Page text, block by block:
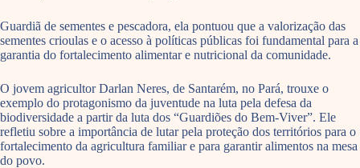
Guardiã de sementes e pescadora, ela pontuou que a valorização das
sementes crioulas e o acesso à políticas públicas foi fundamental para a
garantia do fortalecimento alimentar e nutricional da comunidade.
O jovem agricultor Darlan Neres, de Santarém, no Pará, trouxe o
exemplo do protagonismo da juventude na luta pela defesa da
biodiversidade a partir da luta dos “Guardiões do Bem-Viver”. Ele
refletiu sobre a importância de lutar pela proteção dos territórios para o
fortalecimento da agricultura familiar e para garantir alimentos na mesa
do povo.